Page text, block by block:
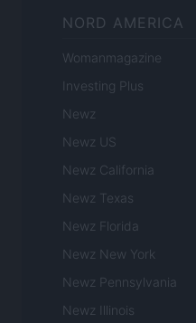
NORD AMERICA
Womanmagazine
Investing Plus
Newz
Newz US
Newz California
Newz Texas
Newz Florida
Newz New York
Newz Pennsylvania
Newz Illinois